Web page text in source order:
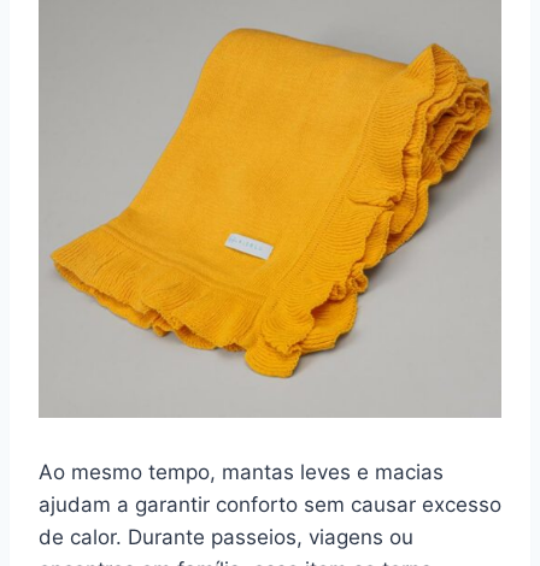
Ao mesmo tempo, mantas leves e macias
ajudam a garantir conforto sem causar excesso
de calor. Durante passeios, viagens ou